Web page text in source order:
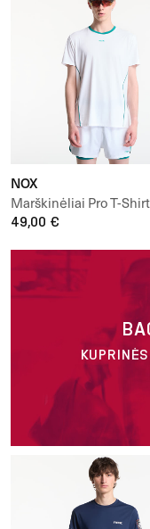
NOX
Marškinėliai Pro T-Shirt
49,00 €